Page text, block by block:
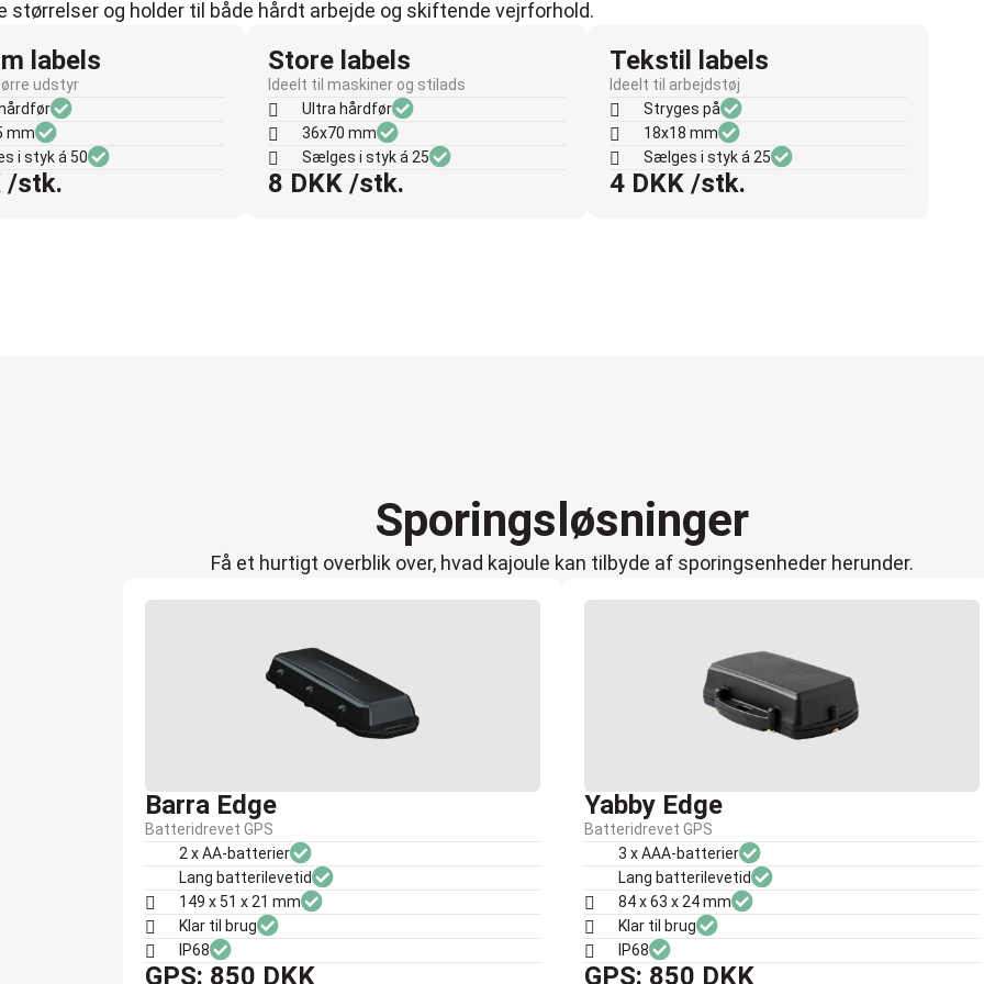
størrelser og holder til både hårdt arbejde og skiftende vejrforhold.
labels
udstyr
mm
i styk á 50
/stk.
Store labels
Ideelt til maskiner og stilads
Ultra hårdfør
36x70 mm
Sælges i styk á 25
8 DKK /stk.
Tekstil labels
Ideelt til arbejdstøj
Stryges på
18x18 mm
Sælges i styk á 25
4 DKK /stk.
Sporingsløsninger
Få et hurtigt overblik over, hvad kajoule kan tilbyde af sporingsenheder herunder.
Barra Edge​​
Batteridrevet GPS
2 x AA-batterier
Lang batterilevetid
149 x 51 x 21 mm
Klar til brug
IP68
GPS: 850 DKK
Yabby Edge​
Batteridrevet GPS
3 x AAA-batterier
Lang batterilevetid
84 x 63 x 24 mm
Klar til brug
IP68
GPS: 850 DKK